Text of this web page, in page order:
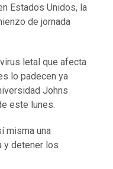
Estados Unidos, la
de jornada
letal que afecta
lo padecen ya
Johns
este lunes.
misma una
y detener los